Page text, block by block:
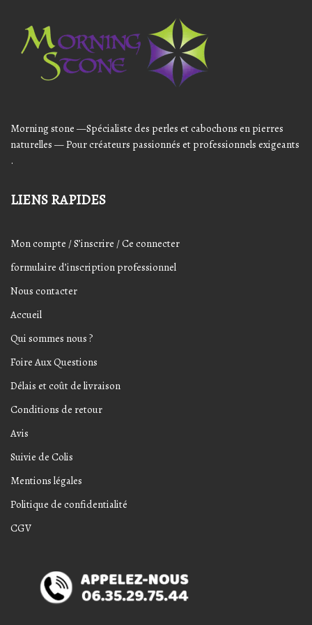
Morning stone —Spécialiste des perles et cabochons en pierres
naturelles — Pour créateurs passionnés et professionnels exigeants
.
LIENS RAPIDES
Mon compte / S’inscrire / Ce connecter
formulaire d’inscription professionnel
Nous contacter
Accueil
Qui sommes nous ?
Foire Aux Questions
Délais et coût de livraison
Conditions de retour
Avis
Suivie de Colis
Mentions légales
Politique de confidentialité
CGV